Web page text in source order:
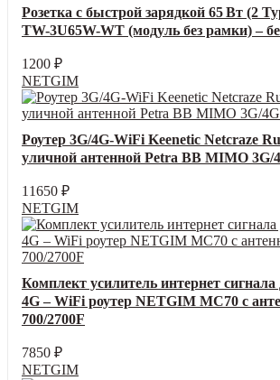
Розетка с быстрой зарядкой 65 Вт (2
TW-3U65W-WT (модуль без рамки) –
1200 ₽
NETGIM
Роутер 3G/4G-WiFi Keenetic Netcraze
уличной антенной Petra BB MIMO 3G/
11650 ₽
NETGIM
Комплект усилитель интернет
4G – WiFi роутер NETGIM MC70 с
700/2700F
7850 ₽
NETGIM